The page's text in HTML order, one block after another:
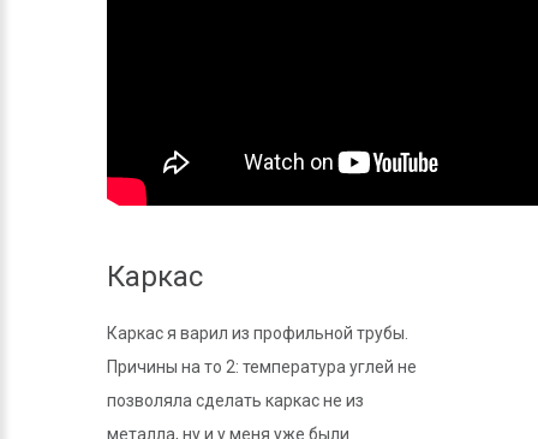
Каркас
Каркас я варил из профильной трубы.
Причины на то 2: температура углей не
позволяла сделать каркас не из
металла, ну и у меня уже были